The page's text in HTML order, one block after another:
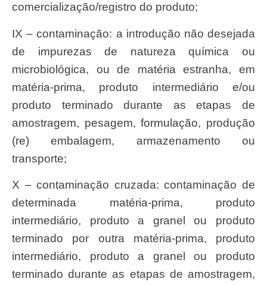
comercialização/registro do produto;
IX – contaminação: a introdução não desejada
de impurezas de natureza química ou
microbiológica, ou de matéria estranha, em
matéria-prima, produto intermediário e/ou
produto terminado durante as etapas de
amostragem, pesagem, formulação, produção
(re) embalagem, armazenamento ou
transporte;
X – contaminação cruzada: contaminação de
determinada matéria-prima, produto
intermediário, produto a granel ou produto
terminado por outra matéria-prima, produto
intermediário, produto a granel ou produto
terminado durante as etapas de amostragem,